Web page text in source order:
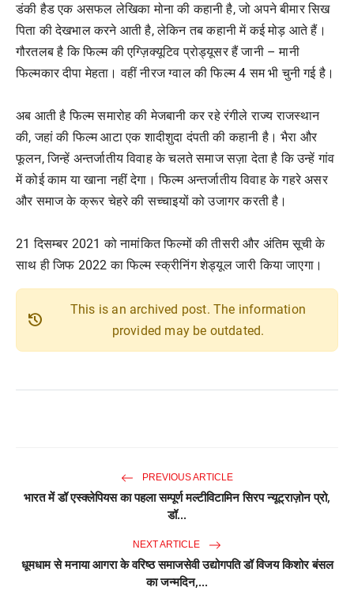
डंकी हैड एक असफल लेखिका मोना की कहानी है, जो अपने बीमार सिख
पिता की देखभाल करने आती है, लेकिन तब कहानी में कई मोड़ आते हैं।
गौरतलब है कि फिल्म की एग्ज़िक्यूटिव प्रोड्यूसर हैं जानी – मानी
फिल्मकार दीपा मेहता। वहीं नीरज ग्वाल की फिल्म 4 सम भी चुनी गई है।
अब आती है फिल्म समारोह की मेजबानी कर रहे रंगीले राज्य राजस्थान
की, जहां की फिल्म आटा एक शादीशुदा दंपती की कहानी है। भैरा और
फूलन, जिन्हें अन्तर्जातीय विवाह के चलते समाज सज़ा देता है कि उन्हें गांव
में कोई काम या खाना नहीं देगा। फिल्म अन्तर्जातीय विवाह के गहरे असर
और समाज के क्रूर चेहरे की सच्चाइयों को उजागर करती है।
21 दिसम्बर 2021 को नामांकित फिल्मों की तीसरी और अंतिम सूची के
साथ ही जिफ 2022 का फिल्म स्क्रीनिंग शेड्यूल जारी किया जाएगा।
history
This is an archived post. The information
provided may be outdated.
PREVIOUS ARTICLE
भारत में डॉ एस्क्लेपियस का पहला सम्पूर्ण मल्टीविटामिन सिरप न्यूट्राज़ोन प्रो,
डॉ...
NEXT ARTICLE
धूमधाम से मनाया आगरा के वरिष्ठ समाजसेवी उद्योगपति डॉ विजय किशोर बंसल
का जन्मदिन,...